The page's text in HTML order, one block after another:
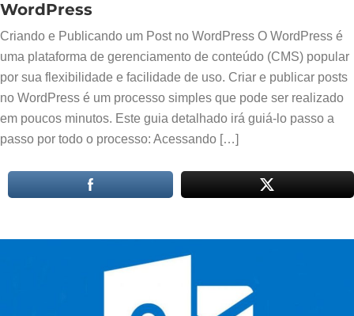
WordPress
Criando e Publicando um Post no WordPress O WordPress é
uma plataforma de gerenciamento de conteúdo (CMS) popular
por sua flexibilidade e facilidade de uso. Criar e publicar posts
no WordPress é um processo simples que pode ser realizado
em poucos minutos. Este guia detalhado irá guiá-lo passo a
passo por todo o processo: Acessando […]